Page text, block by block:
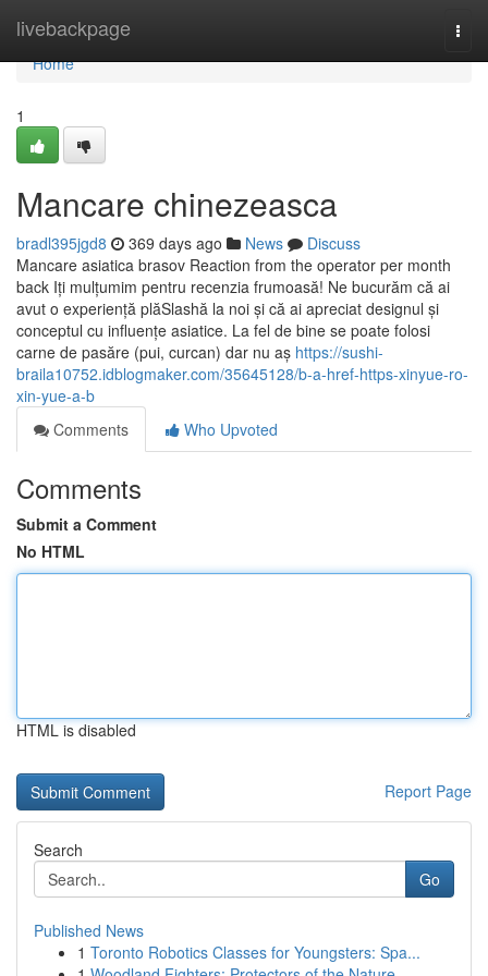
livebackpage
Home
Home
1
Mancare chinezeasca
bradl395jgd8 369 days ago News
Discuss
Mancare asiatica brasov Reaction from the operator per month
back Iți mulțumim pentru recenzia frumoasă! Ne bucurăm că ai
avut o experiență plăSlashă la noi și că ai apreciat designul și
conceptul cu influențe asiatice. La fel de bine se poate folosi
carne de pasăre (pui, curcan) dar nu aș https://sushi-
braila10752.idblogmaker.com/35645128/b-a-href-https-xinyue-ro-
xin-yue-a-b
Comments
Who Upvoted
Comments
Submit a Comment
No HTML
HTML is disabled
Report Page
Search
Go
Published News
1 Toronto Robotics Classes for Youngsters: Spa...